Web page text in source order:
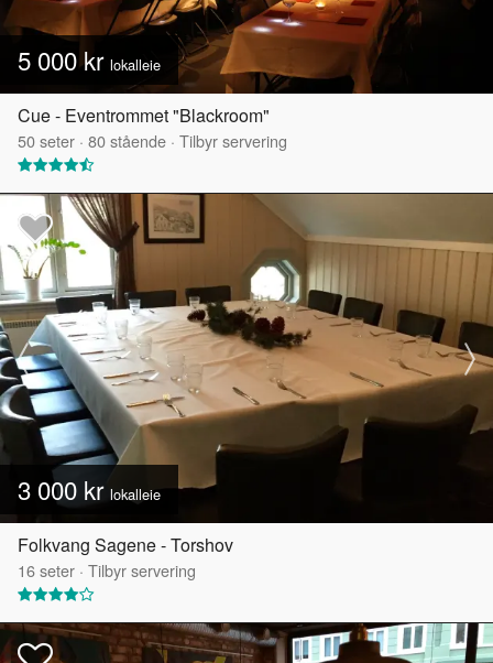
5 000 kr lokalleie
Cue - Eventrommet "Blackroom"
50seter · 80stående · Tilbyr servering
3 000 kr lokalleie
Folkvang Sagene - Torshov
16seter · Tilbyr servering